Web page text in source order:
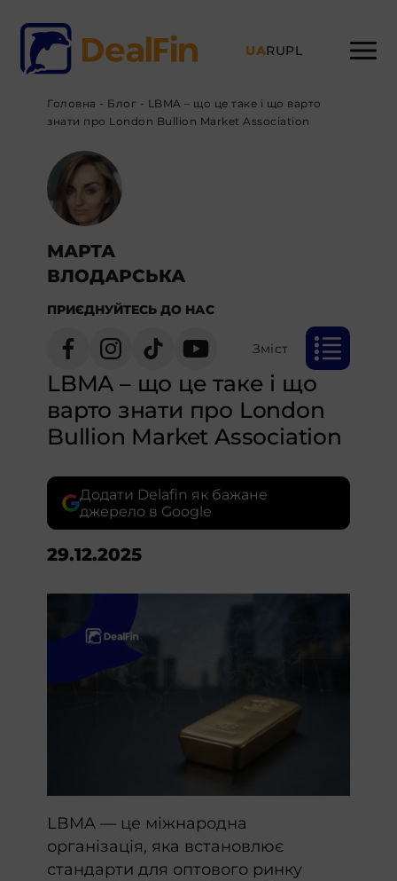
UARUPL
Головна - Блог - LBMA – що це таке і що варто
знати про London Bullion Market Association
LBMA – що це таке і що
варто знати про London
Bullion Market Association
Додати Delafin як бажане
джерело в Google
29.12.2025
LBMA — це міжнародна
організація, яка встановлює
стандарти для оптового ринку
МАРТА
ВЛОДАРСЬКА
ПРИЄДНУЙТЕСЬ ДО НАС
Зміст